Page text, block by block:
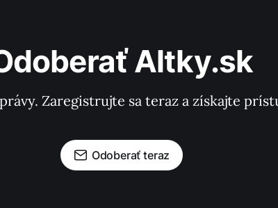
Altky.sk
Zaregistrujte sa teraz a získajte
Odoberať teraz